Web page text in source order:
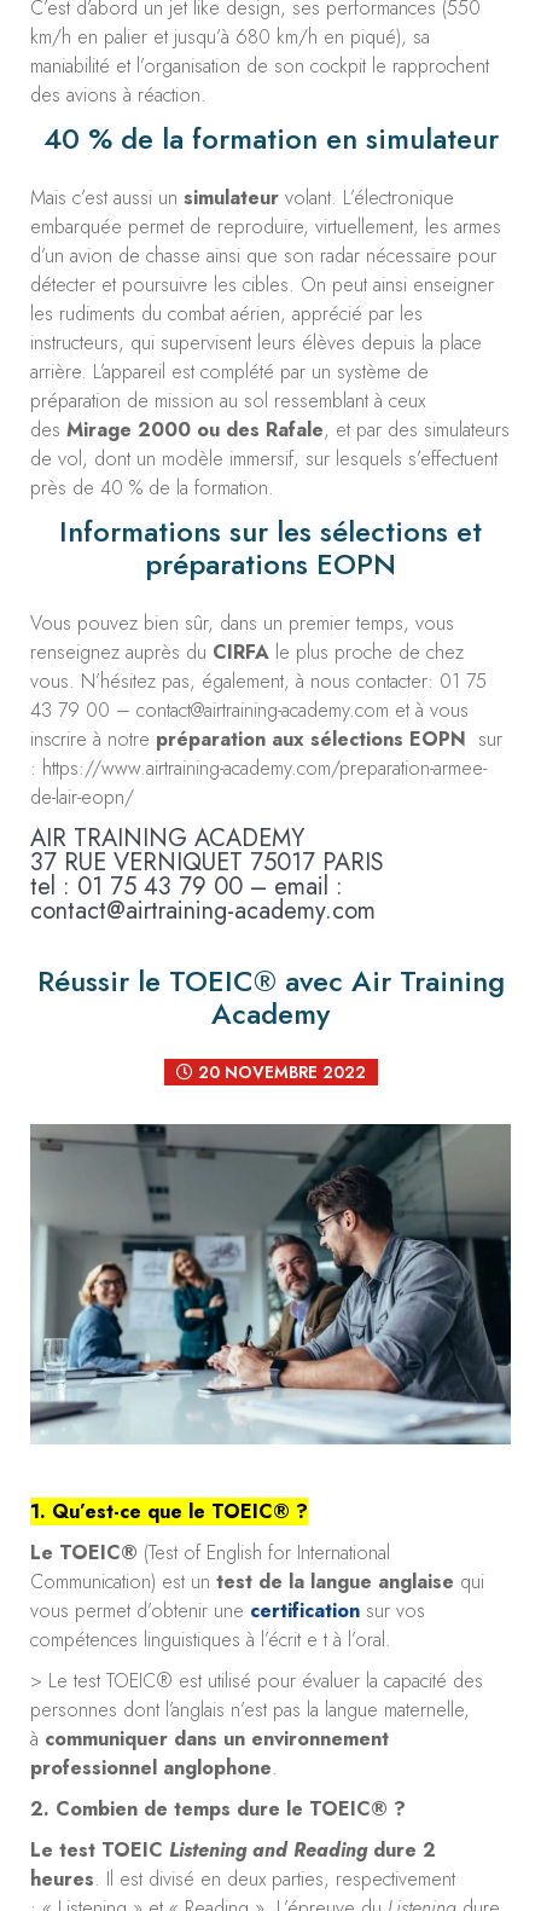
C’est d’abord un jet like design, ses performances (550
km/h en palier et jusqu’à 680 km/h en piqué), sa
maniabilité et l’organisation de son cockpit le rapprochent
des avions à réaction.
40 % de la formation en simulateur
Mais c’est aussi un simulateur volant. L’électronique
embarquée permet de reproduire, virtuellement, les armes
d’un avion de chasse ainsi que son radar nécessaire pour
détecter et poursuivre les cibles. On peut ainsi enseigner
les rudiments du combat aérien, apprécié par les
instructeurs, qui supervisent leurs élèves depuis la place
arrière. L’appareil est complété par un système de
préparation de mission au sol ressemblant à ceux
des Mirage 2000 ou des Rafale, et par des simulateurs
de vol, dont un modèle immersif, sur lesquels s’effectuent
près de 40 % de la formation.
Informations sur les sélections et
préparations EOPN
Vous pouvez bien sûr, dans un premier temps, vous
renseignez auprès du CIRFA le plus proche de chez
vous. N’hésitez pas, également, à nous contacter: 01 75
43 79 00 – contact@airtraining-academy.com et à vous
inscrire à notre préparation aux sélections EOPN sur
: https://www.airtraining-academy.com/preparation-armee-
de-lair-eopn/
AIR TRAINING ACADEMY
37 RUE VERNIQUET 75017 PARIS
tel : 01 75 43 79 00 – email :
contact@airtraining-academy.com
Réussir le TOEIC® avec Air Training
Academy
20 NOVEMBRE 2022
1. Qu’est-ce que le TOEIC® ?
Le TOEIC® (Test of English for International
Communication) est un test de la langue anglaise qui
vous permet d’obtenir une certification sur vos
compétences linguistiques à l’écrit e t à l’oral.
> Le test TOEIC® est utilisé pour évaluer la capacité des
personnes dont l’anglais n’est pas la langue maternelle,
à communiquer dans un environnement
professionnel anglophone.
2. Combien de temps dure le TOEIC® ?
Le test TOEIC Listening and Readingdure 2
heures. Il est divisé en deux parties, respectivement